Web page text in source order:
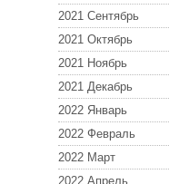
2021 Сентябрь
2021 Октябрь
2021 Ноябрь
2021 Декабрь
2022 Январь
2022 Февраль
2022 Март
2022 Апрель